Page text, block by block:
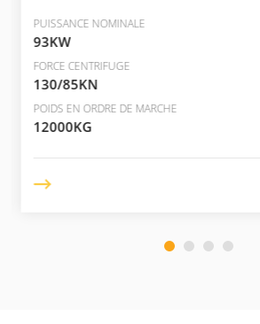
PUISSANCE NOMINALE
93KW
FORCE CENTRIFUGE
130/85KN
POIDS EN ORDRE DE MARCHE
12000KG